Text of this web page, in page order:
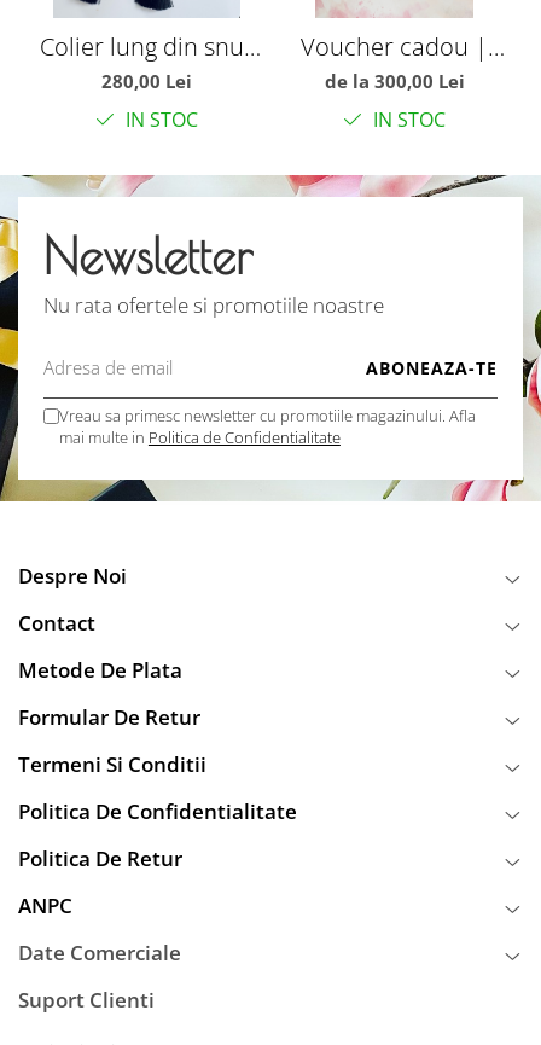
Colier lung din snur
de piele si ciucuri
280,00 Lei
IN STOC
Voucher cadou |
Isandra Atelier
de la 300,00 Lei
IN STOC
Newsletter
Nu rata ofertele si promotiile noastre
Vreau sa primesc newsletter cu promotiile magazinului. Afla
mai multe in Politica de Confidentialitate
Despre Noi
Contact
Metode De Plata
Formular De Retur
Termeni Si Conditii
Politica De Confidentialitate
Politica De Retur
ANPC
Date Comerciale
Suport Clienti